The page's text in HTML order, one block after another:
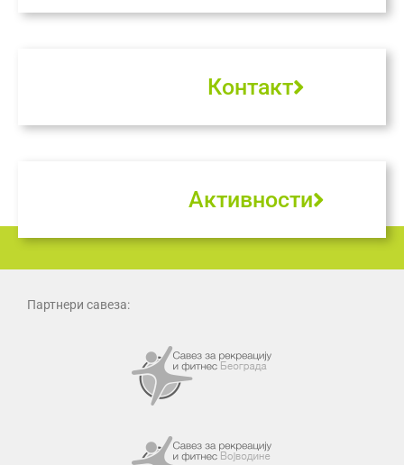
Контакт
Активности
Партнери савеза: